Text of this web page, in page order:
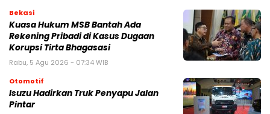
Bekasi
Kuasa Hukum MSB Bantah Ada
Rekening Pribadi di Kasus Dugaan
Korupsi Tirta Bhagasasi
Rabu, 5 Agu 2026 - 07:34 WIB
Otomotif
Isuzu Hadirkan Truk Penyapu Jalan
Pintar